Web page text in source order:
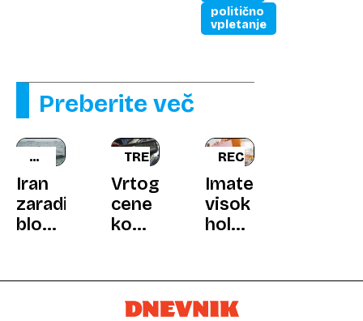
politično
vpletanje
Preberite več
RESNICA
LAŽ
Iran
zaradi
blokade
minonosnimi
TREND
Vrtoglave
cene
komponent:
SSD-
pogoni
RECEPT
Imate
visok
holesterol?
ta
preprosti